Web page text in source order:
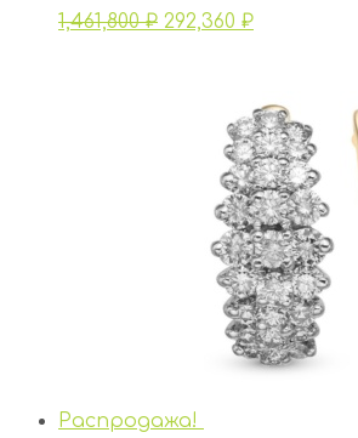
1,461,800₽ 292,360 ₽
Распродажа!